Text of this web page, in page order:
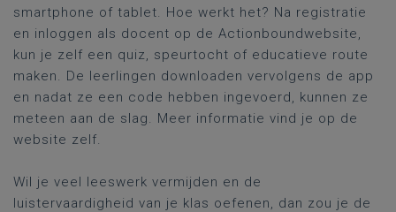
smartphone of tablet. Hoe werkt het? Na registratie
en inloggen als docent op de Actionboundwebsite,
kun je zelf een quiz, speurtocht of educatieve route
maken. De leerlingen downloaden vervolgens de app
en nadat ze een code hebben ingevoerd, kunnen ze
meteen aan de slag. Meer informatie vind je op de
website zelf.
Wil je veel leeswerk vermijden en de
luistervaardigheid van je klas oefenen, dan zou je de